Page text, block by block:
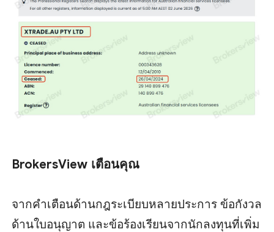
BrokersView เตือนคุณ
จากคำเตือนด้านกฎระเบียบหลายประการ ข้อกังวล
ด้านใบอนุญาต และข้อร้องเรียนจากนักลงทุนที่เพิ่ม